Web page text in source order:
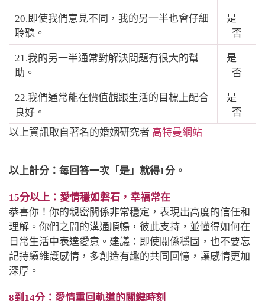
20.即使我們意見不同，我的另一半也會仔細
聆聽。
是
否
21.我的另一半通常對解決問題有很大的幫
助。
是
否
22.我們通常能在價值觀跟生活的目標上配合
良好。
是
否
以上資訊取自著名的婚姻研究者 高特曼網站
以上計分：每回答一次「是」就得1分。
15分以上：愛情穩如磐石，幸福常在
恭喜你！你的親密關係非常穩定，表現出高度的信任和
理解。你們之間的溝通順暢，彼此支持，並懂得如何在
日常生活中表達愛意。建議：即使關係穩固，也不要忘
記持續維護感情，多創造有趣的共同回憶，讓感情更加
深厚。
8到14分：愛情重回軌道的關鍵時刻